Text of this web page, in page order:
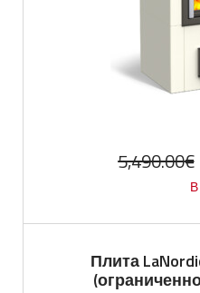
5,490.00€
Плита